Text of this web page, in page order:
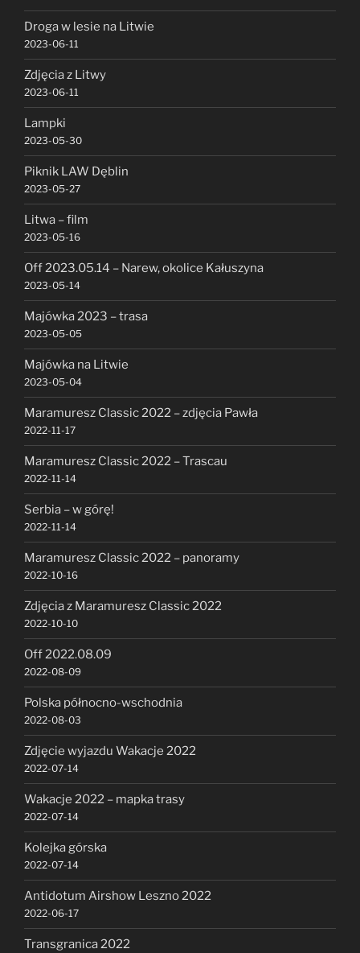
Droga w lesie na Litwie
2023-06-11
Zdjęcia z Litwy
2023-06-11
Lampki
2023-05-30
Piknik LAW Dęblin
2023-05-27
Litwa – film
2023-05-16
Off 2023.05.14 – Narew, okolice Kałuszyna
2023-05-14
Majówka 2023 – trasa
2023-05-05
Majówka na Litwie
2023-05-04
Maramuresz Classic 2022 – zdjęcia Pawła
2022-11-17
Maramuresz Classic 2022 – Trascau
2022-11-14
Serbia – w górę!
2022-11-14
Maramuresz Classic 2022 – panoramy
2022-10-16
Zdjęcia z Maramuresz Classic 2022
2022-10-10
Off 2022.08.09
2022-08-09
Polska północno-wschodnia
2022-08-03
Zdjęcie wyjazdu Wakacje 2022
2022-07-14
Wakacje 2022 – mapka trasy
2022-07-14
Kolejka górska
2022-07-14
Antidotum Airshow Leszno 2022
2022-06-17
Transgranica 2022